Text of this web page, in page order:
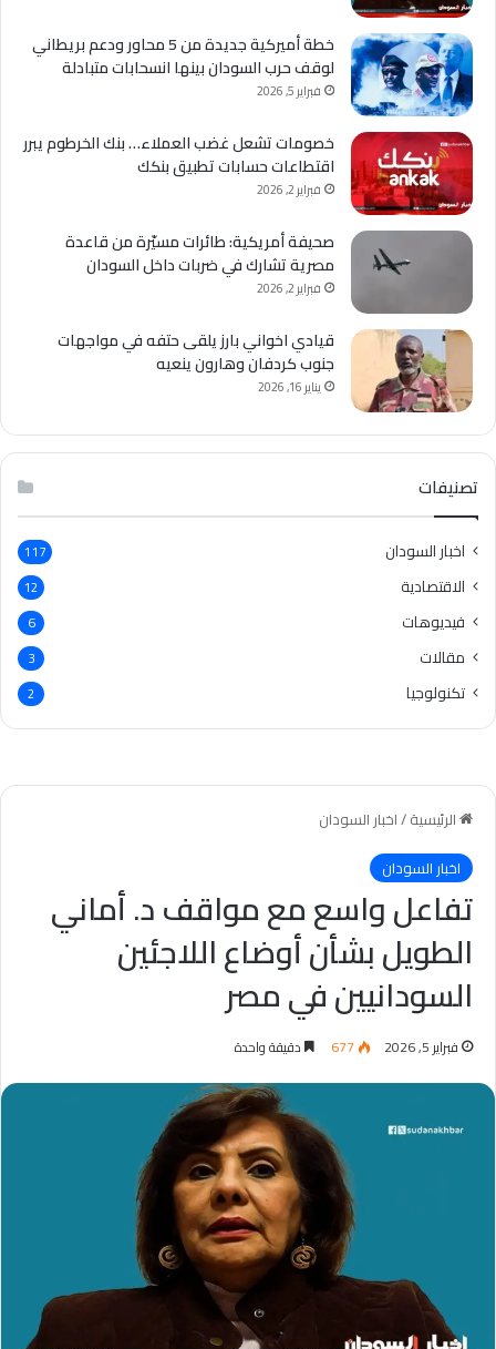
خطة أميركية جديدة من 5 محاور ودعم بريطاني
لوقف حرب السودان بينها انسحابات متبادلة
فبراير 5, 2026
خصومات تشعل غضب العملاء… بنك الخرطوم يبرر
اقتطاعات حسابات تطبيق بنكك
فبراير 2, 2026
صحيفة أمريكية: طائرات مسيّرة من قاعدة
مصرية تشارك في ضربات داخل السودان
فبراير 2, 2026
قيادي اخواني بارز يلقى حتفه في مواجهات
جنوب كردفان وهارون ينعيه
يناير 16, 2026
تصنيفات
اخبار السودان 117
الاقتصادية 12
فيديوهات 6
مقالات 3
تكنولوجيا 2